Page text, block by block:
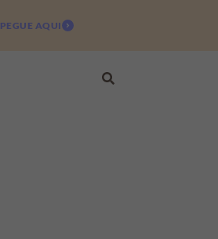
PEGUE AQUI